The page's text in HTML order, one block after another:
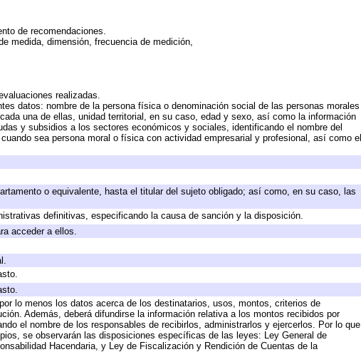
de recomendaciones.
medida, dimensión, frecuencia de medición,
realizadas.
datos: nombre de la persona física o denominación social de las personas morales
una de ellas, unidad territorial, en su caso, edad y sexo, así como la información
y subsidios a los sectores económicos y sociales, identificando el nombre del
sea persona moral o física con actividad empresarial y profesional, así como el
o equivalente, hasta el titular del sujeto obligado; así como, en su caso, las
definitivas, especificando la causa de sanción y la disposición.
acceder a ellos.
lo menos los datos acerca de los destinatarios, usos, montos, criterios de
Además, deberá difundirse la información relativa a los montos recibidos por
el nombre de los responsables de recibirlos, administrarlos y ejercerlos. Por lo que
se observarán las disposiciones específicas de las leyes: Ley General de
Hacendaria, y Ley de Fiscalización y Rendición de Cuentas de la